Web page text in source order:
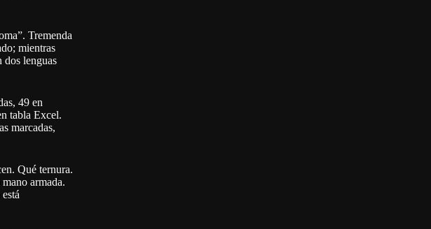
Tremenda
mientras
dos lenguas
49 en
tabla Excel.
marcadas,
Qué ternura.
armada.